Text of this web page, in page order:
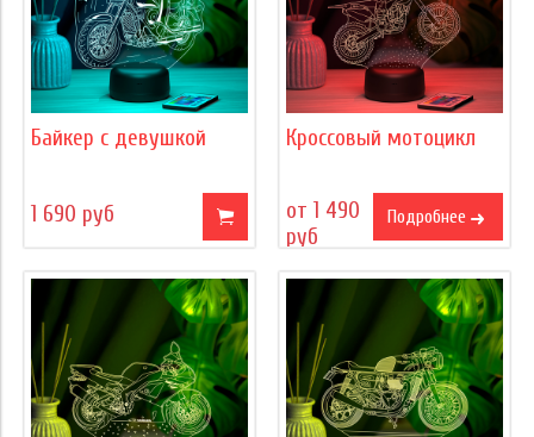
Байкер с девушкой
1 690 руб
Кроссовый мотоцикл
от 1 490
руб
Подробнее